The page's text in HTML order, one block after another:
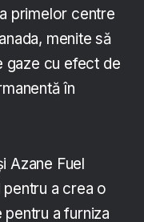
primelor centre
menite să
gaze cu efect de
în
Azane Fuel
a crea o
a furniza